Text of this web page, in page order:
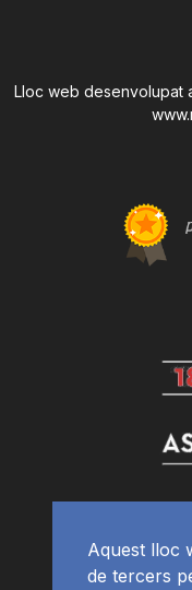
Lloc web desenvolupat
Aquest lloc
de tercers